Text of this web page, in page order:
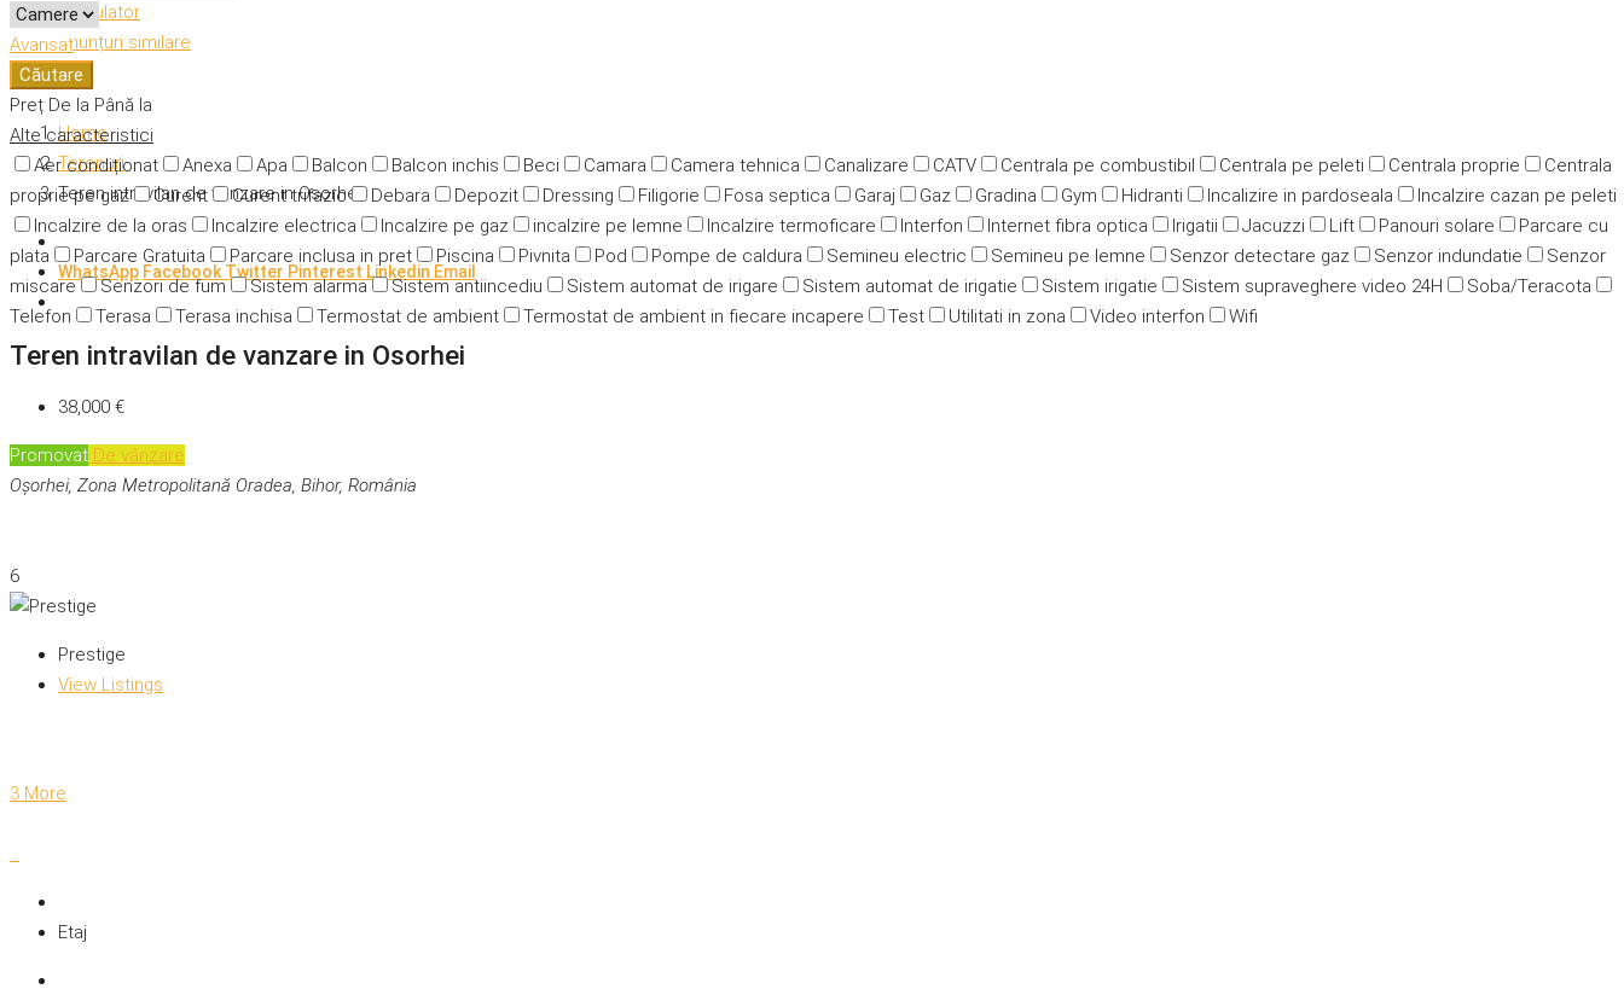
Avansat
Căutare
Preț De la Până la
Alte caracteristici
Aer condiționat
Anexa Apa Balcon Balcon inchis Beci Camara Camera tehnica Canalizare CATV Centrala pe combustibil Centrala pe peleti Centrala proprie
Centrala
proprie pe gaz
Curent Curent trifazic Debara Depozit Dressing Filigorie Fosa septica Garaj Gaz Gradina Gym Hidranti Incalizire in pardoseala
Incalzire cazan pe peleti
Incalzire de la oras
Incalzire electrica Incalzire pe gaz incalzire pe lemne Incalzire termoficare Interfon Internet fibra optica Irigatii Jacuzzi Lift Panouri solare
Parcare cu
plata
Parcare Gratuita Parcare inclusa in pret Piscina Pivnita Pod Pompe de caldura Semineu electric Semineu pe lemne Senzor detectare gaz Senzor indundatie
Senzor
miscare
Senzori de fum Sistem alarma Sistem antiincediu Sistem automat de irigare Sistem automat de irigatie Sistem irigatie Sistem supraveghere video 24H
Soba/Teracota
Telefon
Terasa Terasa inchisa Termostat de ambient Termostat de ambient in fiecare incapere Test Utilitati in zona Video interfon Wifi
Calculator
Anunțuri similare
Home
Terenuri
Teren intravilan de vanzare in Osorhei
WhatsApp Facebook Twitter Pinterest Linkedin Email
Teren intravilan de vanzare in Osorhei
38,000 €
Promovat De vânzare
Oșorhei, Zona Metropolitană Oradea, Bihor, România
6
Prestige
View Listings
3 More
Etaj